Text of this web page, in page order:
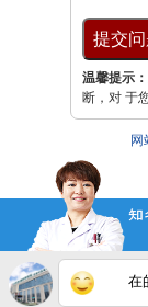
温馨提示：
断，对 于
网
医
注：本网
药物或进行
在